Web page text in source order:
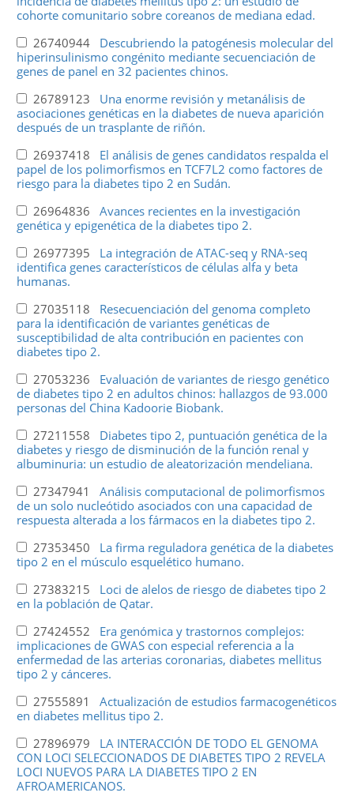
cohorte comunitario sobre coreanos de mediana edad.
26740944 Descubriendo la patogénesis molecular del
hiperinsulinismo congénito mediante secuenciación de
genes de panel en 32 pacientes chinos.
26789123 Una enorme revisión y metanálisis de
asociaciones genéticas en la diabetes de nueva aparición
después de un trasplante de riñón.
26937418 El análisis de genes candidatos respalda el
papel de los polimorfismos en TCF7L2 como factores de
riesgo para la diabetes tipo 2 en Sudán.
26964836 Avances recientes en la investigación
genética y epigenética de la diabetes tipo 2.
26977395 La integración de ATAC-seq y RNA-seq
identifica genes característicos de células alfa y beta
humanas.
27035118 Resecuenciación del genoma completo
para la identificación de variantes genéticas de
susceptibilidad de alta contribución en pacientes con
diabetes tipo 2.
27053236 Evaluación de variantes de riesgo genético
de diabetes tipo 2 en adultos chinos: hallazgos de 93.000
personas del China Kadoorie Biobank.
27211558 Diabetes tipo 2, puntuación genética de la
diabetes y riesgo de disminución de la función renal y
albuminuria: un estudio de aleatorización mendeliana.
27347941 Análisis computacional de polimorfismos
de un solo nucleótido asociados con una capacidad de
respuesta alterada a los fármacos en la diabetes tipo 2.
27353450 La firma reguladora genética de la diabetes
tipo 2 en el músculo esquelético humano.
27383215 Loci de alelos de riesgo de diabetes tipo 2
en la población de Qatar.
27424552 Era genómica y trastornos complejos:
implicaciones de GWAS con especial referencia a la
enfermedad de las arterias coronarias, diabetes mellitus
tipo 2 y cánceres.
27555891 Actualización de estudios farmacogenéticos
en diabetes mellitus tipo 2.
27896979 LA INTERACCIÓN DE TODO EL GENOMA
CON LOCI SELECCIONADOS DE DIABETES TIPO 2 REVELA
LOCI NUEVOS PARA LA DIABETES TIPO 2 EN
AFROAMERICANOS.